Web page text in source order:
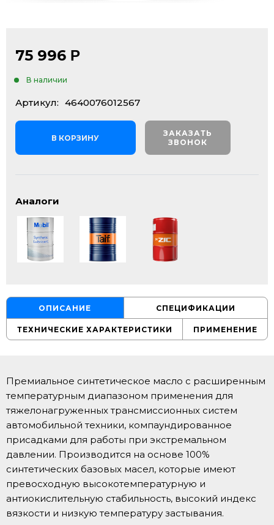
75 996 Р
В наличии
Артикул: 4640076012567
В КОРЗИНУ
ЗАКАЗАТЬ
ЗВОНОК
Аналоги
ОПИСАНИЕ СПЕЦИФИКАЦИИ
ТЕХНИЧЕСКИЕ ХАРАКТЕРИСТИКИ ПРИМЕНЕНИЕ
Премиальное синтетическое масло с расширенным
температурным диапазоном применения для
тяжелонагруженных трансмиссионных систем
автомобильной техники, компаундированное
присадками для работы при экстремальном
давлении. Производится на основе 100%
синтетических базовых масел, которые имеют
превосходную высокотемпературную и
антиокислительную стабильность, высокий индекс
вязкости и низкую температуру застывания.